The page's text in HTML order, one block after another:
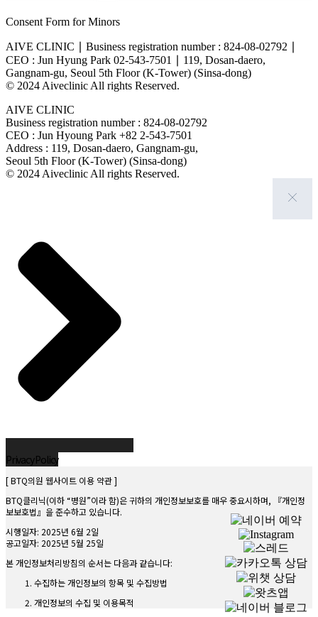
Consent Form for Minors
AIVE CLINIC ∣ Business registration number : 824-08-02792 ∣
CEO : Jun Hyung Park 02-543-7501 ∣ 119, Dosan-daero,
Gangnam-gu, Seoul 5th Floor (K-Tower) (Sinsa-dong)
© 2024 Aiveclinic All rights Reserved.
AIVE CLINIC
Business registration number : 824-08-02792
CEO : Jun Hyoung Park +82 2-543-7501
Address : 119, Dosan-daero, Gangnam-gu,
Seoul 5th Floor (K-Tower) (Sinsa-dong)
© 2024 Aiveclinic All rights Reserved.
Privacy Policy
[ BTQ의원 웹사이트 이용 약관 ]
BTQ클리닉(이하 “병원”이라 함)은 귀하의 개인정보보호를 매우 중요시하며, 『개인정
보보호법』을 준수하고 있습니다.
시행일자: 2025년 6월 2일
공고일자: 2025년 5월 25일
본 개인정보처리방침의 순서는 다음과 같습니다:
수집하는 개인정보의 항목 및 수집방법
개인정보의 수집 및 이용목적